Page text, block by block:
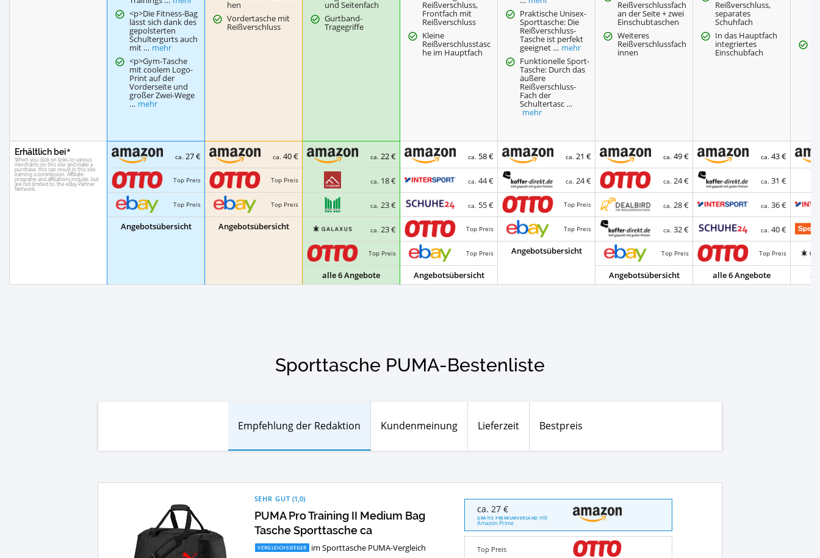
<p>Die Fitness-Bag
lässt sich dank des
gepolsterten
Schultergurts auch
mit … mehr
<p>Gym-Tasche
mit coolem Logo-
Print auf der
Vorderseite und
großer Zwei-Wege
… mehr
hen
Vordertasche mit
Reißverschluss
und Seitenfach
Gurtband-
Tragegriffe
Reißverschluss,
Frontfach mit
Reißverschluss
Kleine
Reißverschlusstasc
he im Hauptfach
Praktische Unisex-
Sporttasche: Die
Reißverschluss-
Tasche ist perfekt
geeignet … mehr
Funktionelle Sport-
Tasche: Durch das
äußere
Reißverschluss-
Fach der
Schultertasc …
mehr
Reißverschlussfach
an der Seite + zwei
Einschubtaschen
Weiteres
Reißverschlussfach
innen
Reißverschluss,
separates
Schuhfach
In das Hauptfach
integriertes
Einschubfach
Erhältlich bei ca.27 €
Top Preis
Top Preis
Angebotsübersicht
ca.40 €
Top Preis
Top Preis
Angebotsübersicht
ca.22 €
ca. 18 €
ca.23 €
ca.23 €
Top Preis
alle 6 Angebote
ca. 58 €
ca.44 €
ca. 55 €
Top Preis
Top Preis
Angebotsübersicht
ca.21 €
ca.24 €
Top Preis
Top Preis
Angebotsübersicht
ca.49 €
ca.24 €
ca.28 €
ca.32 €
Top Preis
Angebotsübersicht
ca.43 €
ca.31 €
ca.36 €
ca.40 €
Top Preis
alle 6 Angebote
Sporttasche PUMA-Bestenliste
Empfehlung der Redaktion Kundenmeinung Bestpreis
PUMA Pro Training II Medium Bag
Tasche Sporttasche ca
PUMA
Pro
Training
ca. 27 €
Amazon Prime